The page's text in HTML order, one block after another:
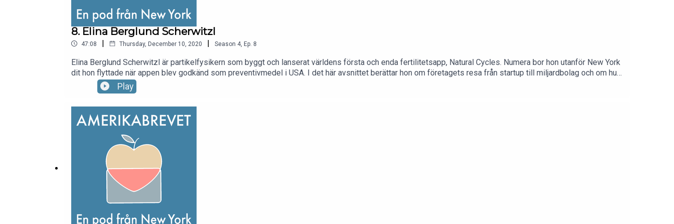
8. Elina Berglund Scherwitzl
47:08 | Thursday, December 10, 2020 | Season 4, Ep. 8
Elina Berglund Scherwitzl är partikelfysikern som byggt och lanserat världens första och enda fertilitetsapp, Natural Cycles. Numera bor hon utanför New York
dit hon flyttade när appen blev godkänd som preventivmedel i USA. I det här avsnittet berättar hon om företagets resa från startup till miljardbolag och om hur
hon gett 1.5 miljoner kvinnor runt om i världen ett alternativ till p-piller.
Play